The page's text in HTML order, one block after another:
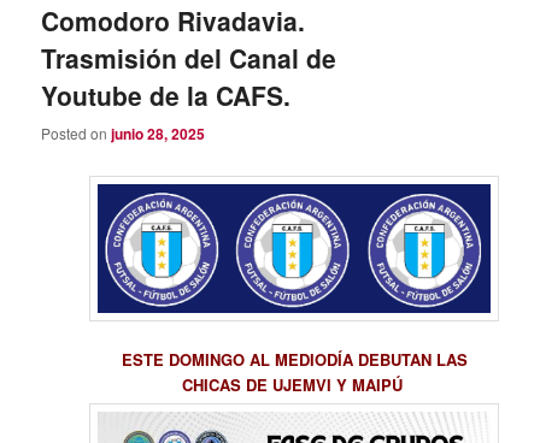
Comodoro Rivadavia.
Trasmisión del Canal de
Youtube de la CAFS.
Posted onjunio 28, 2025
ESTE DOMINGO AL MEDIODÍA DEBUTAN LAS
CHICAS DE UJEMVI Y MAIPÚ